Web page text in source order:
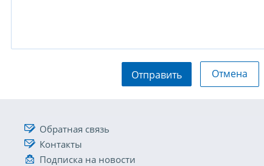
Отправить Отмена
Обратная связь
Контакты
Подписка на новости